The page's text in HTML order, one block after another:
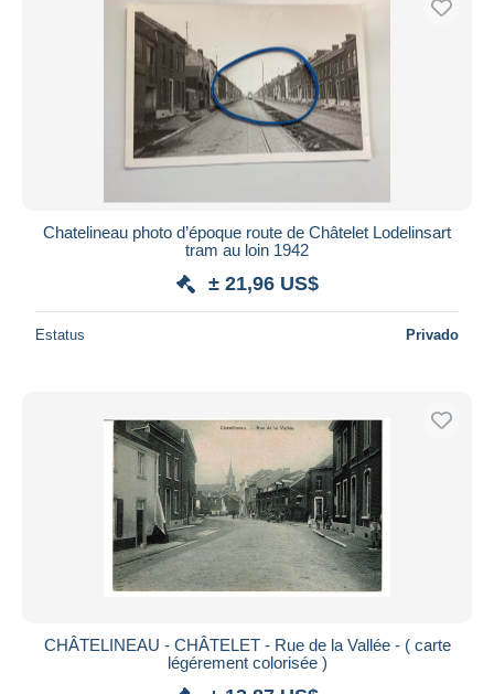
Chatelineau photo d’époque route de Châtelet Lodelinsart
tram au loin 1942
± 21,96 US$
Estatus Privado
CHÂTELINEAU - CHÂTELET - Rue de la Vallée - ( carte
légérement colorisée )